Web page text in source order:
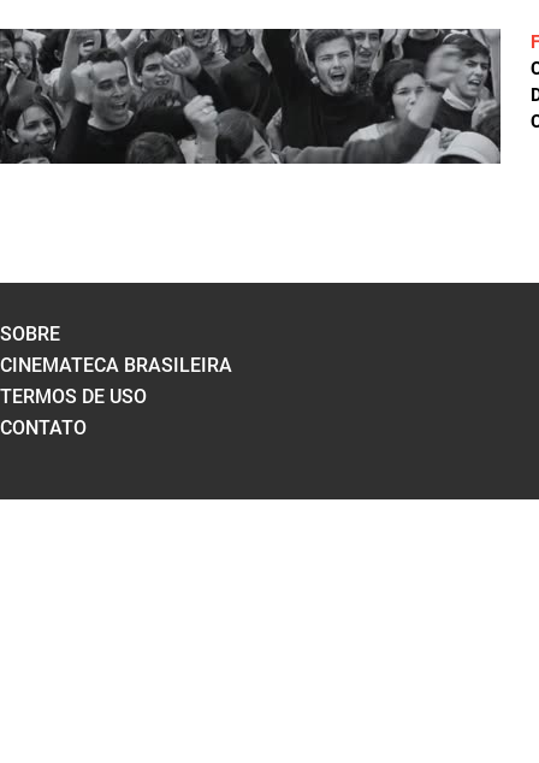
SOBRE
CINEMATECA BRASILEIRA
TERMOS DE USO
CONTATO